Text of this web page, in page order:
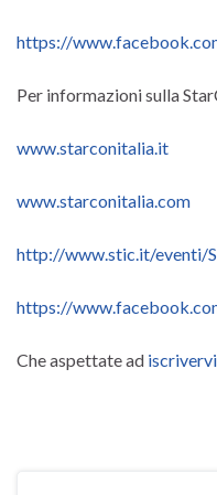
https://
Per informazioni sulla
www.starconitalia.it
www.starconitalia.com
http://www.stic.it/eventi/
https://
Che aspettate ad iscrivervi